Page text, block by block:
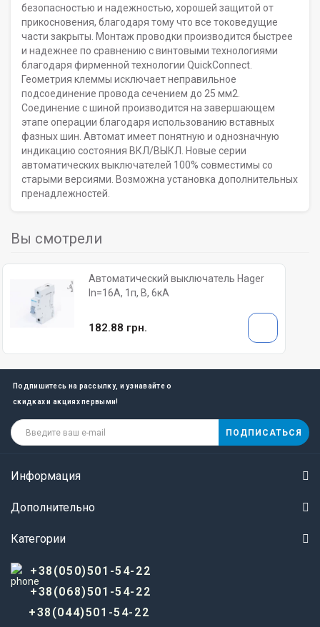
безопасностью и надежностью, хорошей защитой от
прикосновения, благодаря тому что все токоведущие
части закрыты. Монтаж проводки производится быстрее
и надежнее по сравнению с винтовыми технологиями
благодаря фирменной технологии QuickConnect.
Геометрия клеммы исключает неправильное
подсоединение провода сечением до 25 мм2.
Соединение с шиной производится на завершающем
этапе операции благодаря использованию вставных
фазных шин. Автомат имеет понятную и однозначную
индикацию состояния ВКЛ/ВЫКЛ. Новые серии
автоматических выключателей 100% совместимы со
старыми версиями. Возможна установка дополнительных
пренадлежностей.
Вы смотрели
Автоматический выключатель Hager
In=16A, 1п, B, 6кА
182.88 грн.
Подпишитесь на рассылку, и узнавайте о
скидках и акциях первыми!
ПОДПИСАТЬСЯ
Информация
Дополнительно
Категории
+38(050)501-54-22
+38(068)501-54-22
+38(044)501-54-22